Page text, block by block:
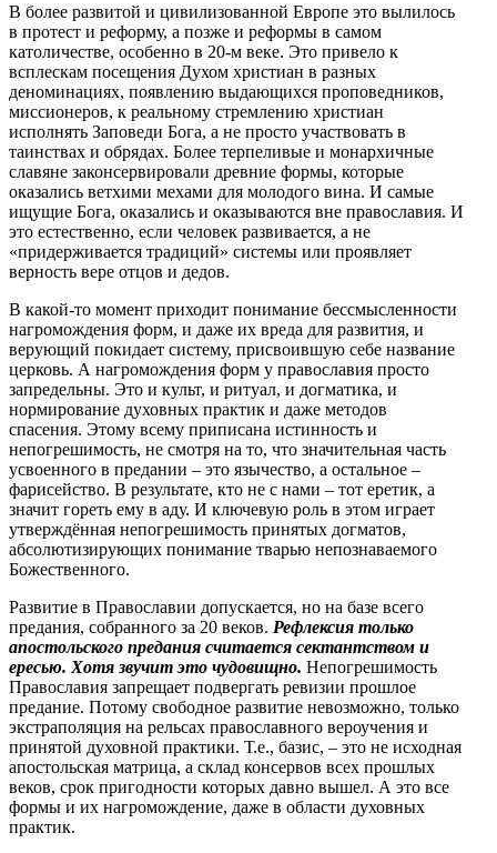
В более развитой и цивилизованной Европе это вылилось
в протест и реформу, а позже и реформы в самом
католичестве, особенно в 20-м веке. Это привело к
всплескам посещения Духом христиан в разных
деноминациях, появлению выдающихся проповедников,
миссионеров, к реальному стремлению христиан
исполнять Заповеди Бога, а не просто участвовать в
таинствах и обрядах. Более терпеливые и монархичные
славяне законсервировали древние формы, которые
оказались ветхими мехами для молодого вина. И самые
ищущие Бога, оказались и оказываются вне православия. И
это естественно, если человек развивается, а не
«придерживается традиций» системы или проявляет
верность вере отцов и дедов.
В какой-то момент приходит понимание бессмысленности
нагромождения форм, и даже их вреда для развития, и
верующий покидает систему, присвоившую себе название
церковь. А нагромождения форм у православия просто
запредельны. Это и культ, и ритуал, и догматика, и
нормирование духовных практик и даже методов
спасения. Этому всему приписана истинность и
непогрешимость, не смотря на то, что значительная часть
усвоенного в предании – это язычество, а остальное –
фарисейство. В результате, кто не с нами – тот еретик, а
значит гореть ему в аду. И ключевую роль в этом играет
утверждённая непогрешимость принятых догматов,
абсолютизирующих понимание тварью непознаваемого
Божественного.
Развитие в Православии допускается, но на базе всего
предания, собранного за 20 веков. Рефлексия только
апостольского предания считается сектантством и
ересью. Хотя звучит это чудовищно. Непогрешимость
Православия запрещает подвергать ревизии прошлое
предание. Потому свободное развитие невозможно, только
экстраполяция на рельсах православного вероучения и
принятой духовной практики. Т.е., базис, – это не исходная
апостольская матрица, а склад консервов всех прошлых
веков, срок пригодности которых давно вышел. А это все
формы и их нагромождение, даже в области духовных
практик.